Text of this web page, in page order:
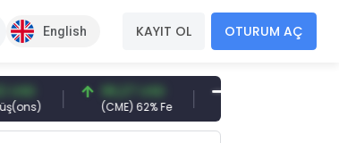
English KAYIT OL OTURUM AÇ
96,27 USD
(CME) 62% Fe
377,25 USD
Gemi Söküm